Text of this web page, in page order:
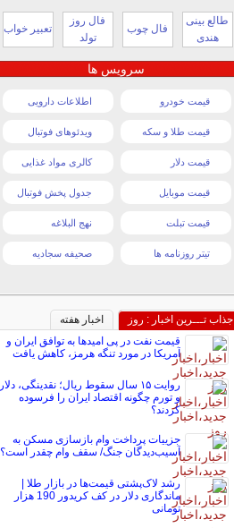
طالع بینی
هندی
فال چوب
فال روز
تولد
تعبیر خواب
سرویس ها
قیمت خودرو اطلاعات دارویی
قیمت طلا و سکه ویدئوهای فوتبال
قیمت دلار کالری مواد غذایی
قیمت موبایل جدول پخش فوتبال
قیمت تبلت نهج البلاغه
تیتر روزنامه ها صحیفه سجادیه
جذاب تـــرین اخبار : روز
اخبار هفته
قیمت نفت در پی امیدها به توافق ایران و
آمریکا در مورد تنگه هرمز، کاهش یافت
روایت ۱۵ سال سقوط ریال؛ نقدینگی، دلار
و تورم چگونه اقتصاد ایران را فرسوده
کردند؟
جزییات پرداخت وام بازسازی مسکن به
آسیب‌دیدگان جنگ/ سقف وام چقدر است؟
رشد لاک‌پشتی قیمت‌ها در بازار طلا |
ماندگاری دلار در کف کریدور 190 هزار
تومانی